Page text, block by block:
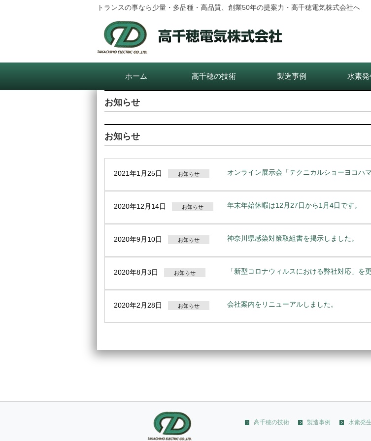
トランスの事なら少量・多品種・高品質、創業50年の提案力・高千穂電気株式会社へ
ホーム 高千穂の技術 製造事例 水素
お知らせ
お知らせ
2021年1月25日 お知らせ オンライン展示会「テクニカルショーヨコハ
2020年12月14日 お知らせ 年末年始休暇は12月27日から1月4日です。
2020年9月10日 お知らせ 神奈川県感染対策取組書を掲示しました。
2020年8月3日 お知らせ 「新型コロナウィルスにおける弊社対応」を
2020年2月28日 お知らせ 会社案内をリニューアルしました。
高千穂の技術 製造事例 水素発